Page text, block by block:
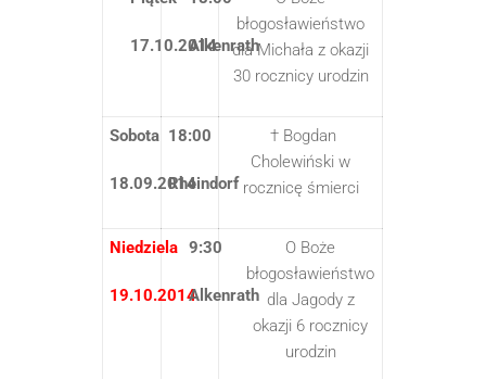
17.10.2014Alkenrath
błogosławieństwo
dla Michała z okazji
30 rocznicy urodzin
Sobota
18.09.2014
18:00
Rheindorf
† Bogdan
Cholewiński w
rocznicę śmierci
Niedziela
19.10.2014
9:30
Alkenrath
O Boże
błogosławieństwo
dla Jagody z
okazji 6 rocznicy
urodzin